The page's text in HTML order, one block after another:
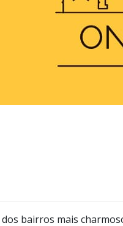
bairros mais